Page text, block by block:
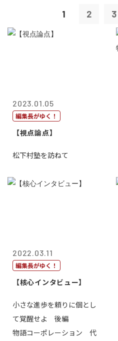
1 2 3
2023.01.05
編集長がゆく！
【視点論点】
松下村塾を訪ねて
2022.03.11
編集長がゆく！
【核心インタビュー】
小さな進歩を頼りに個とし
て覚醒せよ 後編
物語コーポレーション 代